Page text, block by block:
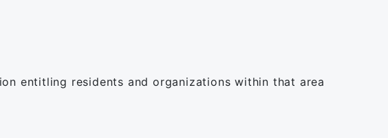
entitling residents and organizations within that area